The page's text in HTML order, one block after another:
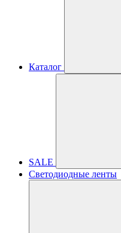
Каталог
SALE
Светодиодные ленты